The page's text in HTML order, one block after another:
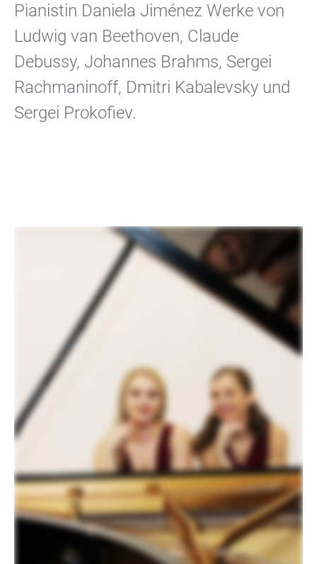
Pianistin Daniela Jiménez Werke von
Ludwig van Beethoven, Claude
Debussy, Johannes Brahms, Sergei
Rachmaninoff, Dmitri Kabalevsky und
Sergei Prokofiev.